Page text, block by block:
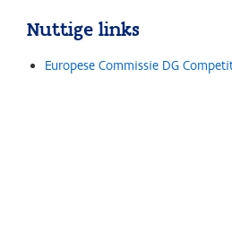
Nuttige links
Europese Commissie DG